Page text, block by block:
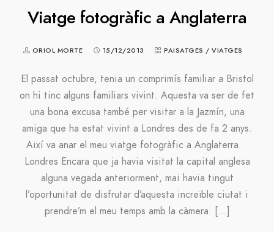
Viatge fotogràfic a Anglaterra
ORIOL MORTE 15/12/2013 PAISATGES / VIATGES
El passat octubre, tenia un comprimís familiar a Bristol
on hi tinc alguns familiars vivint. Aquesta va ser de fet
una bona excusa també per visitar a la Jazmín, una
amiga que ha estat vivint a Londres des de fa 2 anys.
Així va anar el meu viatge fotogràfic a Anglaterra.
Londres Encara que ja havia visitat la capital anglesa
alguna vegada anteriorment, mai havia tingut
l’oportunitat de disfrutar d’aquesta increïble ciutat i
prendre’m el meu temps amb la càmera. […]